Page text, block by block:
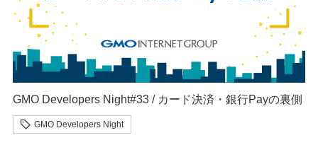
GMO Developers Night#33 / カード決済・銀行Payの裏側
GMO Developers Night